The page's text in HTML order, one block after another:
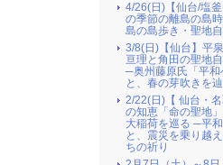
4/26(日)【仙台/塩
の季節の離島の島
島の島歩き・聖地
3/8(日)【仙台】平
亘理と角田の聖地
─奥州藤原氏「平和
と、春の芽吹きを
2/22(日)【 仙台・
の知恵「命の聖地
大稲荷を巡る ─平
と、震災を乗り越
ちの祈り